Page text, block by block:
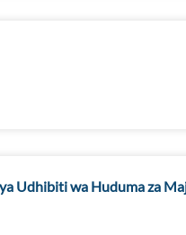
Udhibiti wa Huduma za